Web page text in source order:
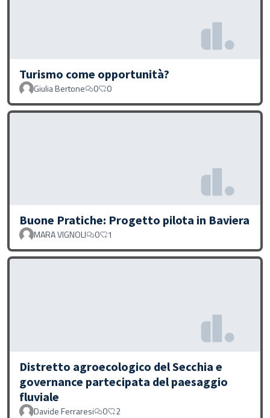
Turismo come opportunità?
Giulia Bertone 0 0
Buone Pratiche: Progetto pilota in Baviera
MARA VIGNOLI 0 1
Distretto agroecologico del Secchia e
governance partecipata del paesaggio
fluviale
Davide Ferraresi 0 2